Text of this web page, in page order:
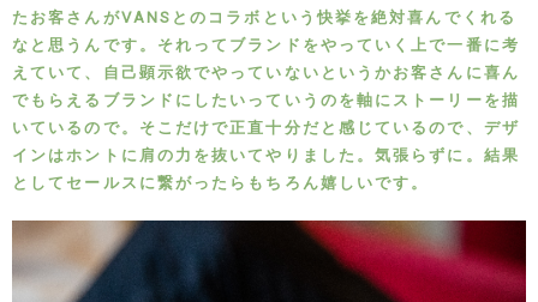
たお客さんがVANSとのコラボという快挙を絶対喜んでくれる
なと思うんです。それってブランドをやっていく上で一番に考
えていて、自己顕示欲でやっていないというかお客さんに喜ん
でもらえるブランドにしたいっていうのを軸にストーリーを描
いているので。そこだけで正直十分だと感じているので、デザ
インはホントに肩の力を抜いてやりました。気張らずに。結果
としてセールスに繋がったらもちろん嬉しいです。